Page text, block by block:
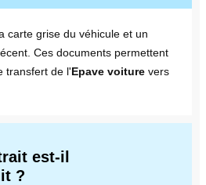
carte grise du véhicule et un
Ces documents permettent
transfert de l'Epave voiture vers
est-il
?